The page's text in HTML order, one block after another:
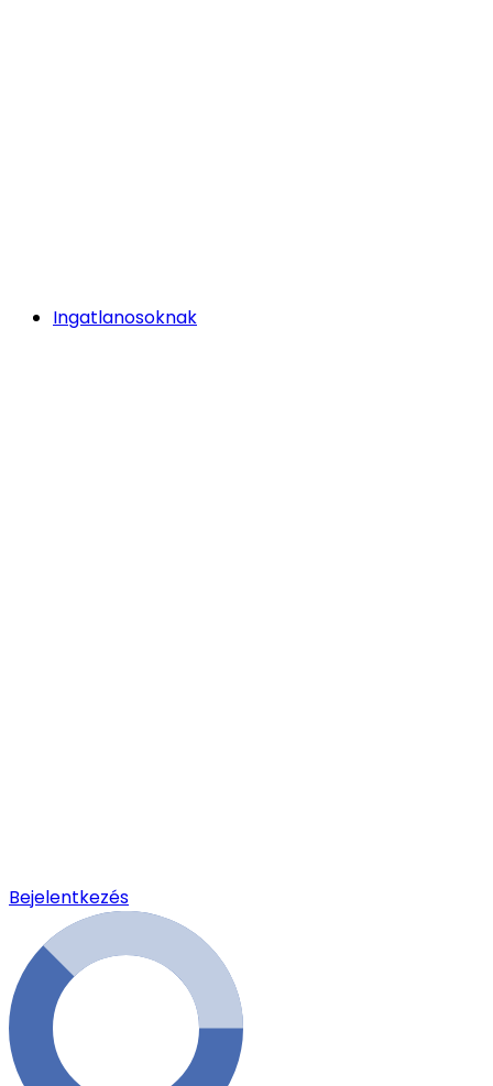
Ingatlanosoknak
Bejelentkezés